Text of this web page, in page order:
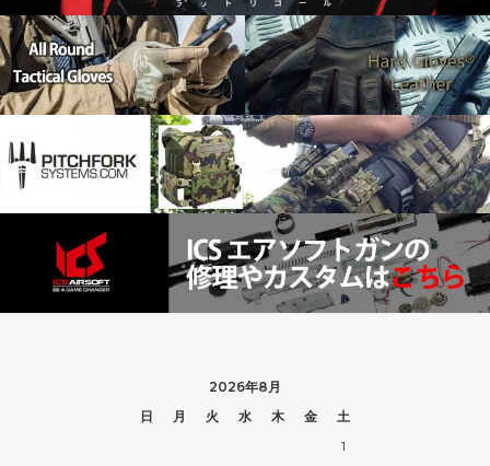
2026年8月
日
月 火 水 木 金
土
1